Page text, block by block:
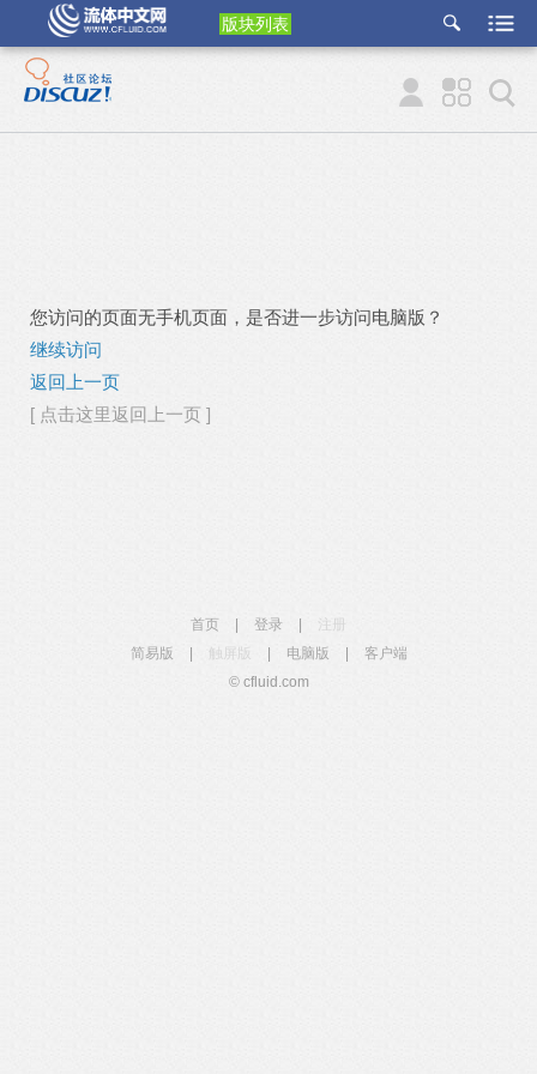
版块列表
etu
p
您访问的页面无手机页面，是否进一步访问电脑版？
继续访问
返回上一页
[ 点击这里返回上一页 ]
首页 登录
简易版
触屏版 电脑版
客户端
© cfluid.com